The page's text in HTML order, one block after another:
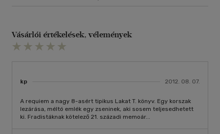
Vásárlói értékelések, vélemények
kp 2012. 08. 07.
A requiem a nagy 8-asért tipikus Lakat T. könyv. Egy korszak
lezárása, méltó emlék egy zseninek, aki sosem teljesedhetett
ki. Fradistáknak kötelező 21. századi memoár...